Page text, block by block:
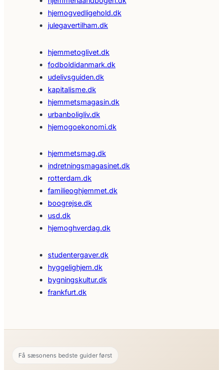
hjemogvedligehold.dk
julegavertilham.dk
hjemmetoglivet.dk
fodboldidanmark.dk
udelivsguiden.dk
kapitalisme.dk
hjemmetsmagasin.dk
urbanboligliv.dk
hjemogoekonomi.dk
hjemmetsmag.dk
indretningsmagasinet.dk
rotterdam.dk
familieoghjemmet.dk
boogrejse.dk
usd.dk
hjemoghverdag.dk
studentergaver.dk
hyggelighjem.dk
bygningskultur.dk
frankfurt.dk
Få sæsonens bedste guider først